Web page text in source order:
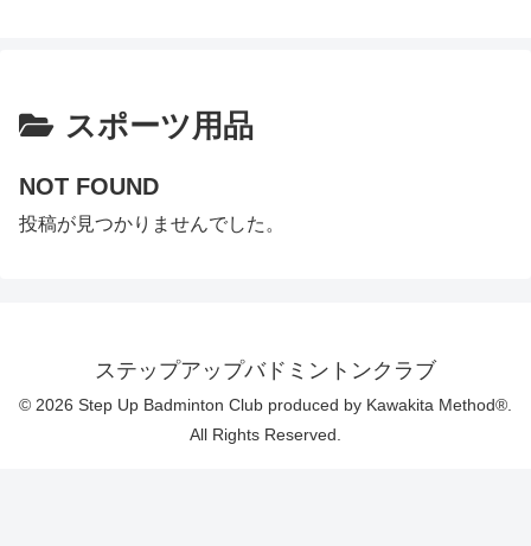
スポーツ用品
NOT FOUND
投稿が見つかりませんでした。
ステップアップバドミントンクラブ
© 2026 Step Up Badminton Club produced by Kawakita Method®.
All Rights Reserved.